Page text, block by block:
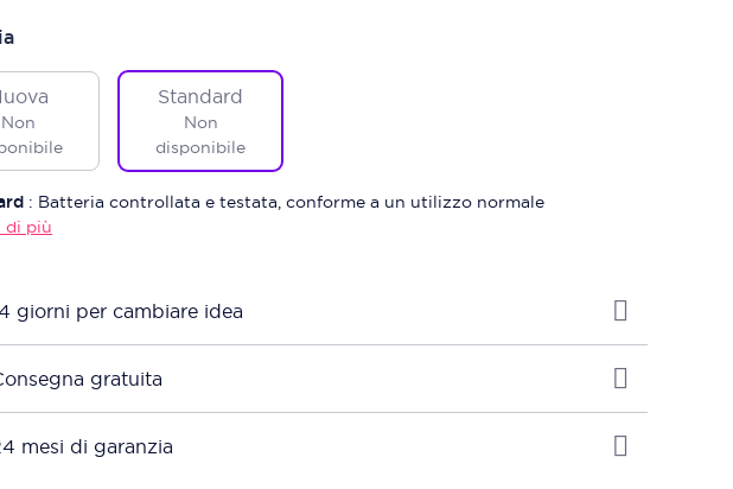
Non
Standard
Non
disponibile
: Batteria controllata e testata, conforme a un utilizzo normale
di più
giorni per cambiare idea
gratuita
mesi di garanzia